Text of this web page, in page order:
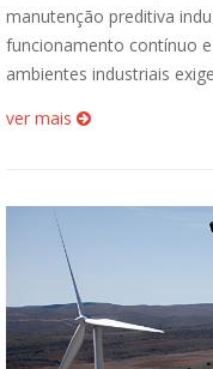
manutenção preditiva
funcionamento contínuo
ambientes industriais
ver mais